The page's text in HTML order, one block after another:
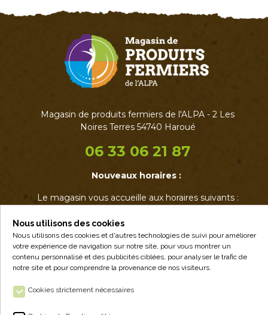
Magasin de produits fermiers de l'ALPA - 2 Les
Noires Terres 54740 Haroué
06 33 06 21 87
Nouveaux horaires :
Le magasin vous accueille aux horaires suivants :
• Jeudi : 17h - 19h
• Vendredi : 14h - 19h
• Samedi : 9h - 12h30
Nous utilisons des cookies
Nous utilisons des cookies et d'autres technologies de suivi pour améliorer
votre expérience de navigation sur notre site, pour vous montrer un
contenu personnalisé et des publicités ciblées, pour analyser le trafic de
notre site et pour comprendre la provenance de nos visiteurs.
Cookies strictement nécessaires